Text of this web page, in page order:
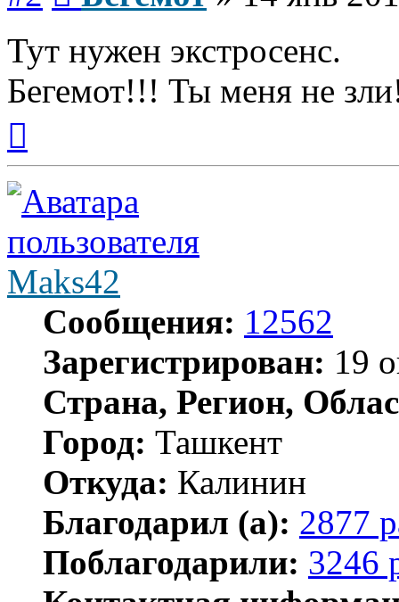
Тут нужен экстросенс.
Бегемот!!! Ты меня не
началу
Maks42
Сообщения: 12562
Зарегистрирован: 19
Страна, Регион,
Город: Ташкент
Откуда: Калинин
Благодарил (а): 2877
Поблагодарили: 3246